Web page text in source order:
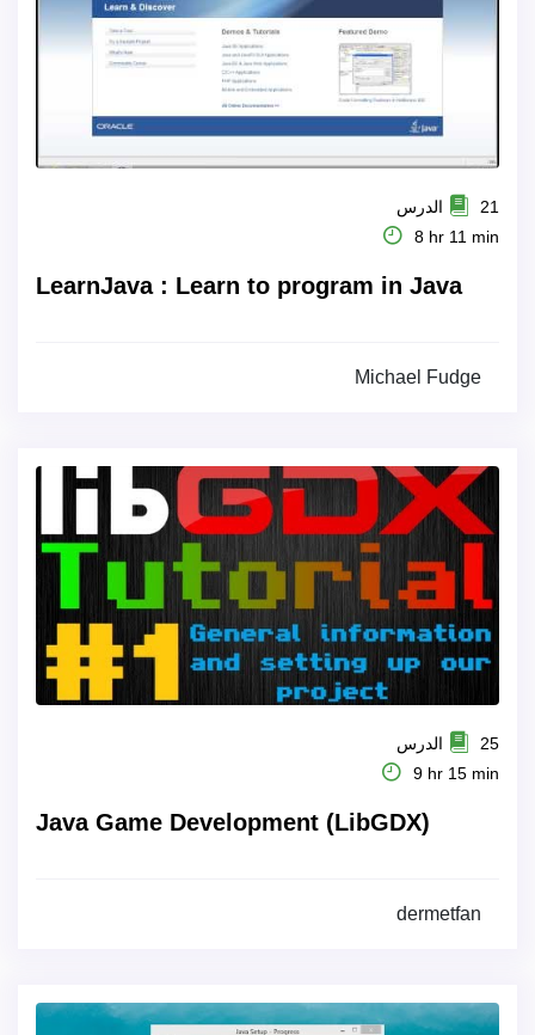
21 الدرس
8 hr 11 min
LearnJava : Learn to program in Java
Michael Fudge
25 الدرس
9 hr 15 min
Java Game Development (LibGDX)
dermetfan